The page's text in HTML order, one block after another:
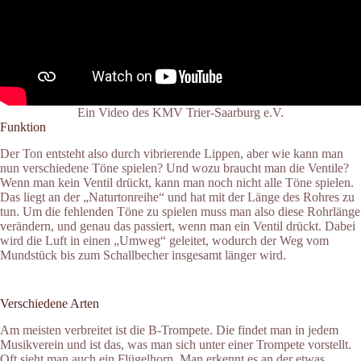
Ein Video des KMV Trier-Saarburg e.V.
Funktion
Der Ton entsteht also durch vibrierende Lippen, aber wie kann man
nun verschiedene Töne spielen? Und wozu braucht man die Ventile?
Wenn man kein Ventil drückt, kann man noch nicht alle Töne spielen.
Das liegt an der „Naturtonreihe“ und hat mit der Länge des Rohres zu
tun. Um die fehlenden Töne zu spielen muss man also diese Rohrlänge
verändern, und genau das passiert, wenn man ein Ventil drückt. Dabei
wird die Luft in einen „Umweg“ geleitet, wodurch der Weg vom
Mundstück bis zum Schallbecher insgesamt länger wird.
Verschiedene Arten
Am meisten verbreitet ist die B-Trompete. Die findet man in jedem
Musikverein und ist das, was man sich unter einer Trompete vorstellt.